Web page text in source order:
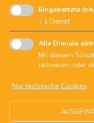
94062200210
Eingebettete
↓ 1 Dienst
Alle Dienste
Mit diesem
aktivieren oder
Nur technische Cookies